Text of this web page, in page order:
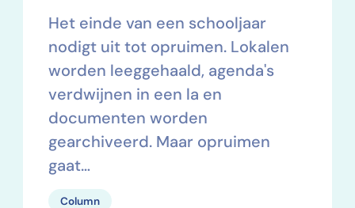
Het einde van een schooljaar
nodigt uit tot opruimen. Lokalen
worden leeggehaald, agenda's
verdwijnen in een la en
documenten worden
gearchiveerd. Maar opruimen
gaat…
Column